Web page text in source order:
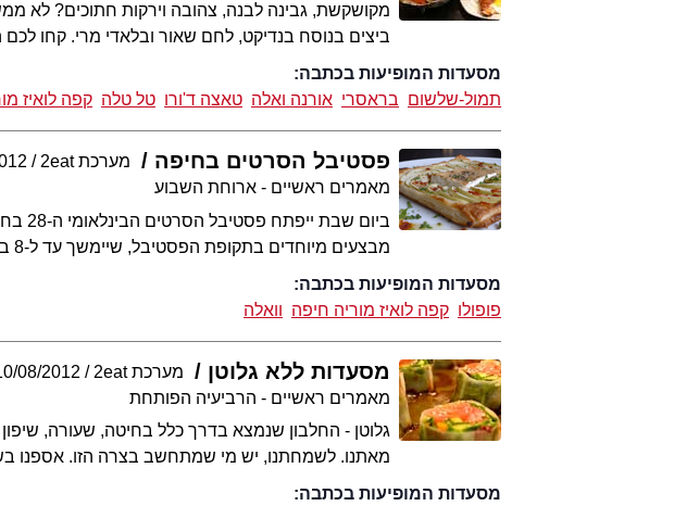
מקושקשת, גבינה לבנה, צהובה וירקות חתוכים? לא
ביצים בנוסח בנדיקט, לחם שאור ובלאדי מרי. קחו
מסעדות המופיעות בכתבה:
תמול-שלשום בראסרי אורנה ואלה טאצה ד'ורו טל טלה קפה לואיז
פסטיבל הסרטים בחיפה מערכת 2eat
מאמרים ראשיים - ארוחת השבוע
מבצעים מיוחדים בתקופת הפסטיבל, שיימשך עד ל-8 באוקטובר. לפניכם המלצות לסרטים ולמסעדות
מסעדות המופיעות בכתבה:
פופולו קפה לואיז מוריה חיפה וואלה
מסעדות ללא גלוטן מערכת 2eat
08/2012
מאמרים ראשיים - הרביעיה הפותחת
גלוטן - החלבון שנמצא בדרך כלל בחיטה, שעורה,
מאתנו. לשמחתנו, יש מי שמתחשב בצרה הזו. אספנו
מסעדות המופיעות בכתבה: